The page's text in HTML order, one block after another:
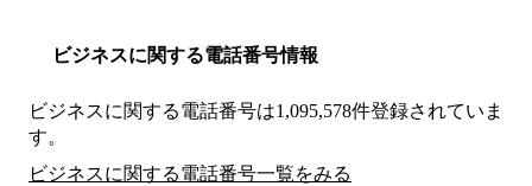
ビジネスに関する電話番号情報
ビジネスに関する電話番号は1,095,578件登録されていま
す。
ビジネスに関する電話番号一覧をみる